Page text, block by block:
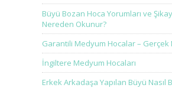
Büyü Bozan Hoca Yorumları ve
Nereden Okunur?
Garantili Medyum Hocalar –
İngiltere Medyum Hocaları
Erkek Arkadaşa Yapılan Büyü Nasıl